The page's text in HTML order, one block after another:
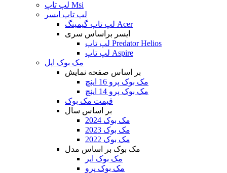
لپ تاپ Msi
لپ تاپ ایسر
لپ تاپ گیمینگ Acer
ایسر براساس سری
لپ تاپ Predator Helios
لپ تاپ Aspire
مک بوک اپل
بر اساس صفحه نمایش
مک بوک پرو 16 اینچ
مک بوک پرو 14 اینچ
قیمت مک بوک
بر اساس سال
مک بوک 2024
مک بوک 2023
مک بوک 2022
مک بوک بر اساس مدل
مک بوک ایر
مک بوک پرو